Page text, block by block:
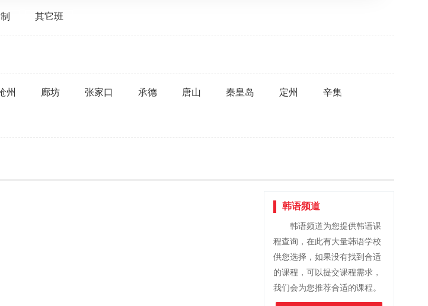
其它班
州 廊坊 张家口 承德 唐山 秦皇岛 定州 辛集
韩语频道
韩语频道为您提供韩语课
程查询，在此有大量韩语学校
供您选择，如果没有找到合适
的课程，可以提交课程需求，
我们会为您推荐合适的课程。